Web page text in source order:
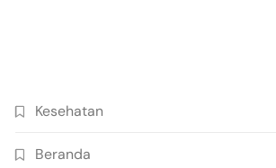
Kesehatan
Beranda